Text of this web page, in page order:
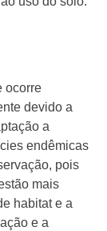
ocorre
devido a
a
endêmicas
pois
mais
habitat e a
e a